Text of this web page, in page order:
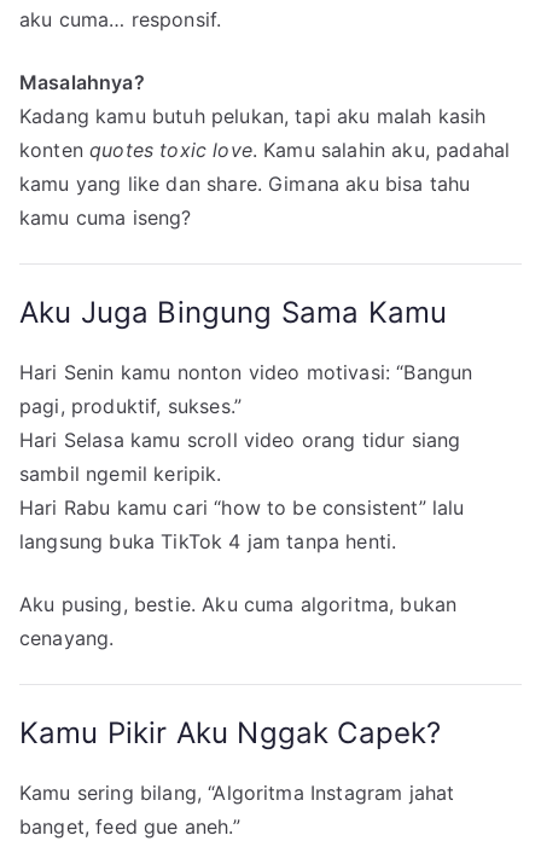
aku cuma… responsif.
Masalahnya?
Kadang kamu butuh pelukan, tapi aku malah kasih
kontenquotes toxic love. Kamu salahin aku, padahal
kamu yang like dan share. Gimana aku bisa tahu
kamu cuma iseng?
Aku Juga Bingung Sama Kamu
Hari Senin kamu nonton video motivasi: “Bangun
pagi, produktif, sukses.”
Hari Selasa kamu scroll video orang tidur siang
sambil ngemil keripik.
Hari Rabu kamu cari “how to be consistent” lalu
langsung buka TikTok 4 jam tanpa henti.
Aku pusing, bestie. Aku cuma algoritma, bukan
cenayang.
Kamu Pikir Aku Nggak Capek?
Kamu sering bilang, “Algoritma Instagram jahat
banget, feed gue aneh.”